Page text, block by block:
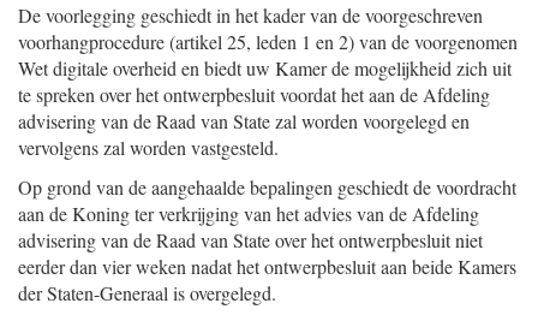
De voorlegging geschiedt in het kader van de voorgeschreven
voorhangprocedure (artikel 25, leden 1 en 2) van de voorgenomen
Wet digitale overheid en biedt uw Kamer de mogelijkheid zich uit
te spreken over het ontwerpbesluit voordat het aan de Afdeling
advisering van de Raad van State zal worden voorgelegd en
vervolgens zal worden vastgesteld.
Op grond van de aangehaalde bepalingen geschiedt de voordracht
aan de Koning ter verkrijging van het advies van de Afdeling
advisering van de Raad van State over het ontwerpbesluit niet
eerder dan vier weken nadat het ontwerpbesluit aan beide Kamers
der Staten-Generaal is overgelegd.